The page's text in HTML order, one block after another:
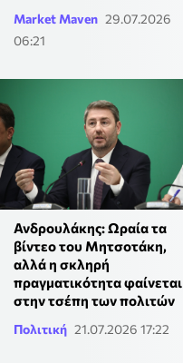
Market Maven 29.07.2026
06:21
Ανδρουλάκης: Ωραία τα
βίντεο του Μητσοτάκη,
αλλά η σκληρή
πραγματικότητα φαίνεται
στην τσέπη των πολιτών
Πολιτική 21.07.2026 17:22